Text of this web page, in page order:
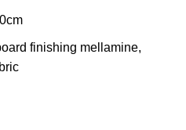
finishing mellamine,